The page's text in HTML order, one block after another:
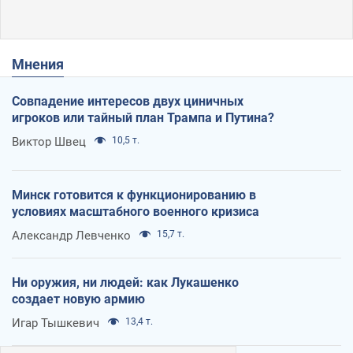
Мнения
Совпадение интересов двух циничных
игроков или тайный план Трампа и Путина?
Виктор Швец 10,5 т.
Минск готовится к функционированию в
условиях масштабного военного кризиса
Александр Левченко 15,7 т.
Ни оружия, ни людей: как Лукашенко
создает новую армию
Игар Тышкевич 13,4 т.